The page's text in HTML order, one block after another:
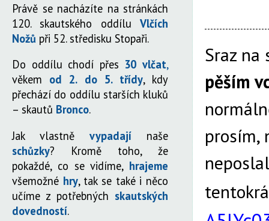
Sraz
pěším
prosím,
Právě se nacházíte na stránkách
120. skautského oddílu Vlčích
Nožů při 52. středisku Stopaři.
Do oddílu chodí přes 30 vlčat,
věkem od 2. do 5. třídy, kdy
přechází do oddílu starších kluků
– skautů Bronco.
Jak vlastně vypadají
naše
schůzky? Kromě toho, že
pokaždé, co se vidíme, hrajeme
všemožné hry, tak se také i něco
učíme z potřebných skautských
dovedností.